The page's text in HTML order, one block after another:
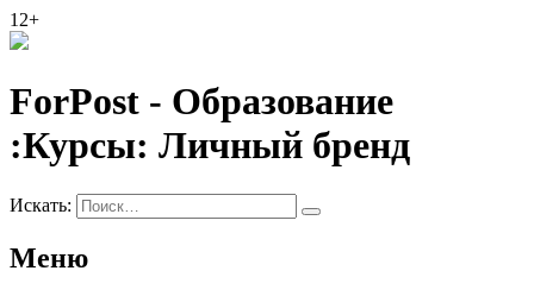
12+
ForPost - Образование
:Курсы: Личный бренд
Искать:
Меню